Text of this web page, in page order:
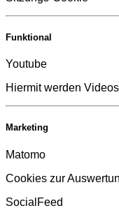
Funktional
Youtube
Hiermit werden
Marketing
Matomo
Cookies zur
SocialFeed